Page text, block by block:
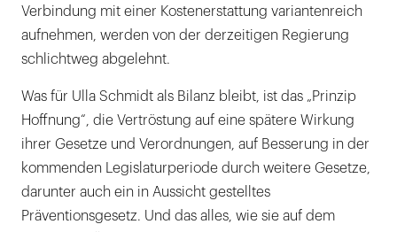
Verbindung mit einer Kostenerstattung variantenreich
aufnehmen, werden von der derzeitigen Regierung
schlichtweg abgelehnt.
Was für Ulla Schmidt als Bilanz bleibt, ist das „Prinzip
Hoffnung“, die Vertröstung auf eine spätere Wirkung
ihrer Gesetze und Verordnungen, auf Besserung in der
kommenden Legislaturperiode durch weitere Gesetze,
darunter auch ein in Aussicht gestelltes
Präventionsgesetz. Und das alles, wie sie auf dem